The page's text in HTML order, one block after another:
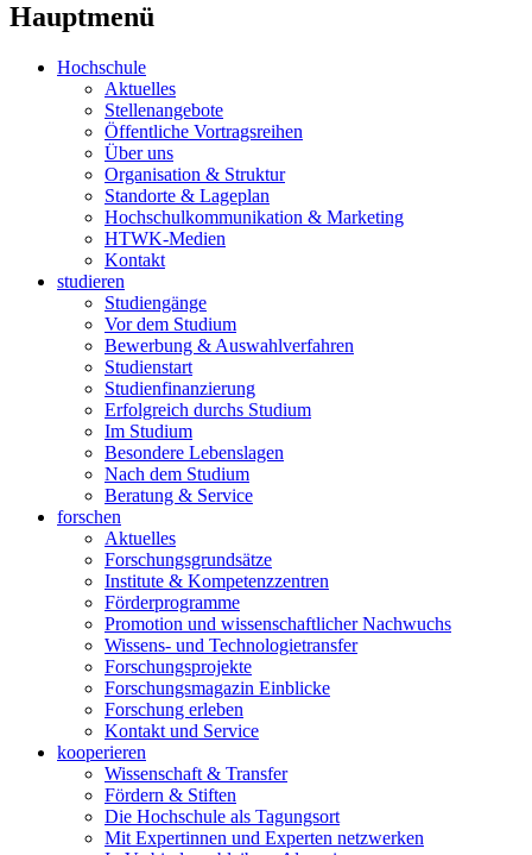
Hauptmenü
Hochschule
Aktuelles
Stellenangebote
Öffentliche Vortragsreihen
Über uns
Organisation & Struktur
Standorte & Lageplan
Hochschulkommunikation & Marketing
HTWK-Medien
Kontakt
studieren
Studiengänge
Vor dem Studium
Bewerbung & Auswahlverfahren
Studienstart
Studienfinanzierung
Erfolgreich durchs Studium
Im Studium
Besondere Lebenslagen
Nach dem Studium
Beratung & Service
forschen
Aktuelles
Forschungsgrundsätze
Institute & Kompetenzzentren
Förderprogramme
Promotion und wissenschaftlicher Nachwuchs
Wissens- und Technologietransfer
Forschungsprojekte
Forschungsmagazin Einblicke
Forschung erleben
Kontakt und Service
kooperieren
Wissenschaft & Transfer
Fördern & Stiften
Die Hochschule als Tagungsort
Mit Expertinnen und Experten netzwerken